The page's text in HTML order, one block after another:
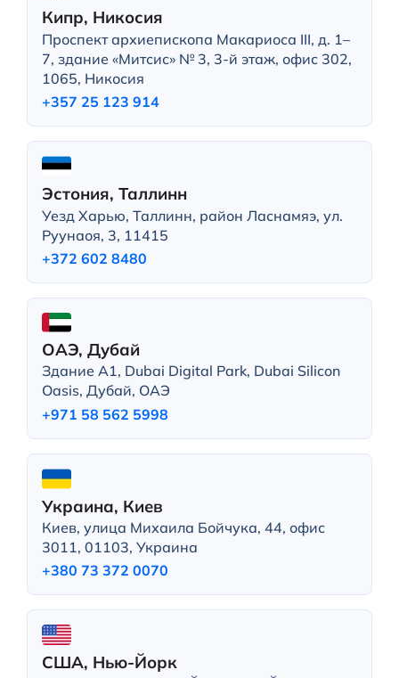
Кипр, Никосия
Проспект архиепископа Макариоса III, д. 1–
7, здание «Митсис» № 3, 3-й этаж, офис 302,
1065, Никосия
+357 25 123 914
Эстония, Таллинн
Уезд Харью, Таллинн, район Ласнамяэ, ул.
Руунаоя, 3, 11415
+372 602 8480
ОАЭ, Дубай
Здание A1, Dubai Digital Park, Dubai Silicon
Oasis, Дубай, ОАЭ
+971 58 562 5998
Украина, Киев
Киев, улица Михаила Бойчука, 44, офис
3011, 01103, Украина
+380 73 372 0070
США, Нью-Йорк